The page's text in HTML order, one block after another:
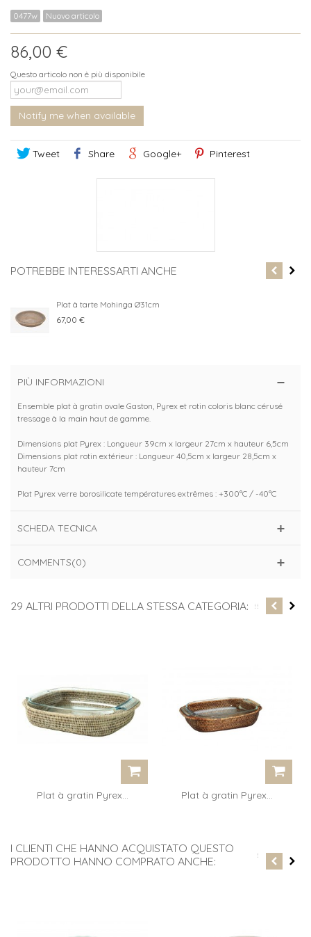
0477w Nuovo articolo
86,00 €
Questo articolo non è più disponibile
Notify me when available
Tweet Share Google+ Pinterest
POTREBBE INTERESSARTI ANCHE
Plat à tarte Mohinga Ø31cm
67,00 €
PIÙ INFORMAZIONI
Ensemble plat à gratin ovale Gaston, Pyrex et rotin coloris blanc cérusé
tressage à la main haut de gamme.
Dimensions plat Pyrex : Longueur 39cm x largeur 27cm x hauteur 6,5cm
Dimensions plat rotin extérieur : Longueur 40,5cm x largeur 28,5cm x
hauteur 7cm
Plat Pyrex verre borosilicate températures extrêmes : +300°C / -40°C
SCHEDA TECNICA
COMMENTS(0)
29 ALTRI PRODOTTI DELLA STESSA CATEGORIA:
Plat à gratin Pyrex... Plat à gratin Pyrex...
I CLIENTI CHE HANNO ACQUISTATO QUESTO
PRODOTTO HANNO COMPRATO ANCHE: